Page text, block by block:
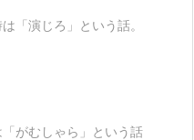
「演じろ」という話。
がむしゃら」という話